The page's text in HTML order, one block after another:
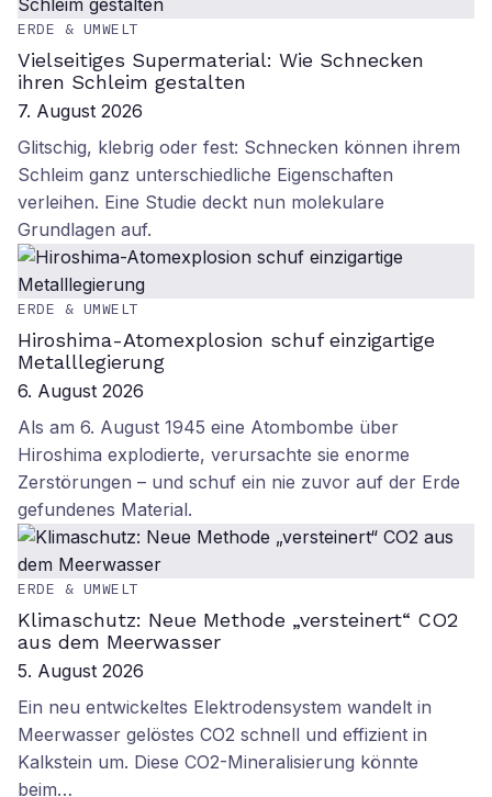
ERDE & UMWELT
Vielseitiges Supermaterial: Wie Schnecken
ihren Schleim gestalten
7. August 2026
Glitschig, klebrig oder fest: Schnecken können ihrem
Schleim ganz unterschiedliche Eigenschaften
verleihen. Eine Studie deckt nun molekulare
Grundlagen auf.
ERDE & UMWELT
Hiroshima-Atomexplosion schuf einzigartige
Metalllegierung
6. August 2026
Als am 6. August 1945 eine Atombombe über
Hiroshima explodierte, verursachte sie enorme
Zerstörungen – und schuf ein nie zuvor auf der Erde
gefundenes Material.
ERDE & UMWELT
Klimaschutz: Neue Methode „versteinert“ CO2
aus dem Meerwasser
5. August 2026
Ein neu entwickeltes Elektrodensystem wandelt in
Meerwasser gelöstes CO2 schnell und effizient in
Kalkstein um. Diese CO2-Mineralisierung könnte
beim…